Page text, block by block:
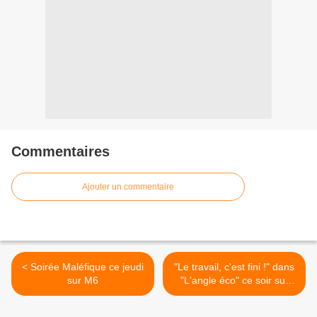
Commentaires
Ajouter un commentaire
< Soirée Maléfique ce jeudi
sur M6
"Le travail, c'est fini !" dans
"L'angle éco" ce soir sur
France 2 >